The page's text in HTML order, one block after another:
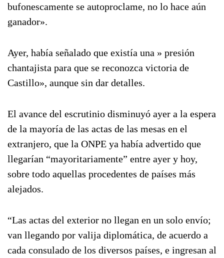
bufonescamente se autoproclame, no lo hace aún
ganador».
Ayer, había señalado que existía una » presión
chantajista para que se reconozca victoria de
Castillo», aunque sin dar detalles.
El avance del escrutinio disminuyó ayer a la espera
de la mayoría de las actas de las mesas en el
extranjero, que la ONPE ya había advertido que
llegarían “mayoritariamente” entre ayer y hoy,
sobre todo aquellas procedentes de países más
alejados.
“Las actas del exterior no llegan en un solo envío;
van llegando por valija diplomática, de acuerdo a
cada consulado de los diversos países, e ingresan al